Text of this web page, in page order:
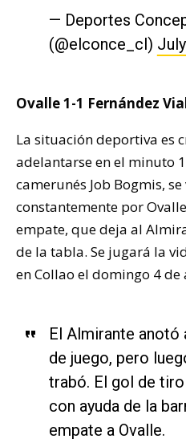
— Deportes
(@elconce_cl)
Ovalle 1-1 Fernández
La situación deportiva es
adelantarse en el minuto
camerunés Job Bogmis,
constantemente por
empate, que deja al
de la tabla. Se jugará la
en Collao el domingo 4
El Almirante anotó
de juego, pero
trabó. El gol de
con ayuda de la
empate a Ovalle.